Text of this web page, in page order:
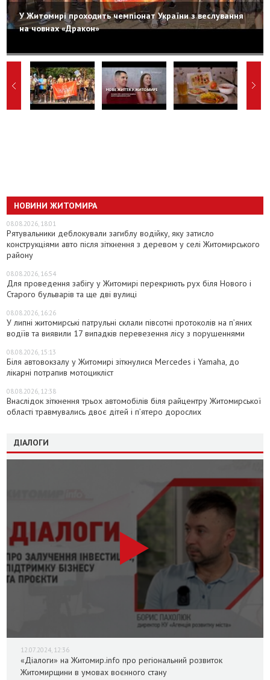
У Житомирі проходить чемпіонат України з веслування
на човнах «Дракон»
НОВИНИ ЖИТОМИРА
08.08.2026, 18:01
Рятувальники деблокували загиблу водійку, яку затисло
конструкціями авто після зіткнення з деревом у селі Житомирського
району
08.08.2026, 16:54
Для проведення забігу у Житомирі перекриють рух біля Нового і
Старого бульварів та ще дві вулиці
08.08.2026, 16:26
У липні житомирські патрульні склали півсотні протоколів на пʼяних
водіїв та виявили 17 випадків перевезення лісу з порушеннями
08.08.2026, 15:13
Біля автовокзалу у Житомирі зіткнулися Mercedes і Yamaha, до
лікарні потрапив мотоцикліст
08.08.2026, 12:38
Внаслідок зіткнення трьох автомобілів біля райцентру Житомирської
області травмувались двоє дітей і пʼятеро дорослих
ДІАЛОГИ
12.07.2024, 12:36
«Діалоги» на Житомир.info про регіональний розвиток
Житомирщини в умовах воєнного стану